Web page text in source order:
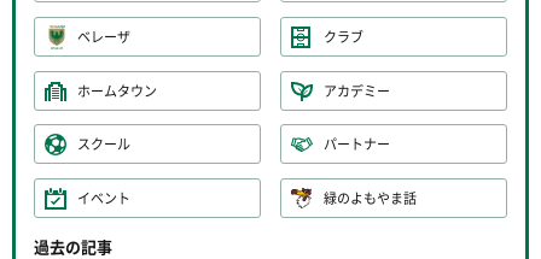
ベレーザ クラブ
ホームタウン アカデミー
スクール パートナー
イベント 緑のよもやま話
過去の記事